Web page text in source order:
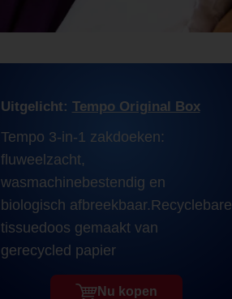
Uitgelicht: Tempo Original Box
Tempo 3-in-1 zakdoeken:
fluweelzacht,
wasmachinebestendig en
biologisch afbreekbaar.Recyclebare
tissuedoos gemaakt van
gerecycled papier
Nu kopen